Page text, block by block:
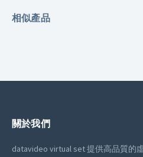
相似產品
關於我們
datavideo virtual set 提供高品質的